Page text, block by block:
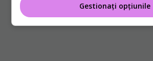
Gestionați opțiunile